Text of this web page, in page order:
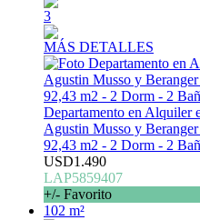
3
MÁS DETALLES
Departamento en Alquiler
Agustin Musso y
92,43 m2 - 2 Dorm - 2
USD1.490
LAP5859407
+/- Favorito
102 m²